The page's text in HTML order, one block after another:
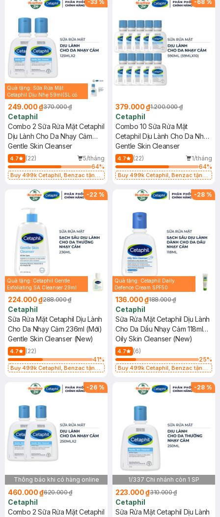
-33 %
Quà tặng: Sữa Rửa Mặt
Cetaphil Dịu Nhẹ 59ml(SL có
249.000 ₫370.000 ₫
Cetaphil
Combo 2 Sữa Rửa Mặt Cetaphil
Dịu Lành Cho Da Nhạy Cảm
125ml
Gentle Skin Cleanser
4.7 (22)
5/tháng
64%
Buy 499k Cetaphil, Benzac tặng
-68 %
379.000 ₫1.200.000 ₫
Cetaphil
Combo 10 Sữa Rửa Mặt
Cetaphil Dịu Lành Cho Da Nhạy
Cảm 59ml
Gentle Skin Cleanser
4.7 (22)
1/tháng
64%
Buy 499k Cetaphil, Benzac tặng
-22 %
Quà tặng: Cetaphil Gentle
Exfoliating SA Cleanser 29ml
224.000 ₫288.000 ₫
Cetaphil
Sữa Rửa Mặt Cetaphil Dịu Lành
Cho Da Nhạy Cảm 236ml (Mới)
Gentle Skin Cleanser (New)
4.7
(22)
41%
Buy 499k Cetaphil, Benzac tặng
-28 %
Quà tặng: Cetaphil Daily
Defence Cream SPF50
136.000 ₫188.000 ₫
Cetaphil
Sữa Rửa Mặt Cetaphil Dịu Lành
Cho Da Dầu Nhạy Cảm 118ml
(Mới)
Oily Skin Cleanser (New)
4.7
(6)
25%
Buy 499k Cetaphil, Benzac tặng
-26 %
Thông báo khi có hàng online
460.000 ₫620.000 ₫
Cetaphil
Combo 2 Sữa Rửa Mặt Cetaphil
-28 %
1/337 Chi nhánh còn 1 SP
223.000 ₫310.000 ₫
Cetaphil
Sữa Rửa Mặt Cetaphil Dịu Lành